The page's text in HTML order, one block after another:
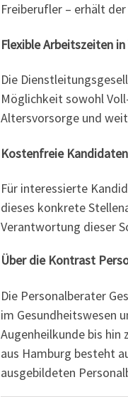
Freiberufler – erhält
Flexible Arbeitszeiten
Die
Möglichkeit sowohl
Altersvorsorge und
Kostenfreie
Für interessierte
dieses konkrete
Verantwortung dieser
Über die Kontrast
Die Personalberater
im Gesundheitswesen
Augenheilkunde bis
aus Hamburg besteht
ausgebildeten